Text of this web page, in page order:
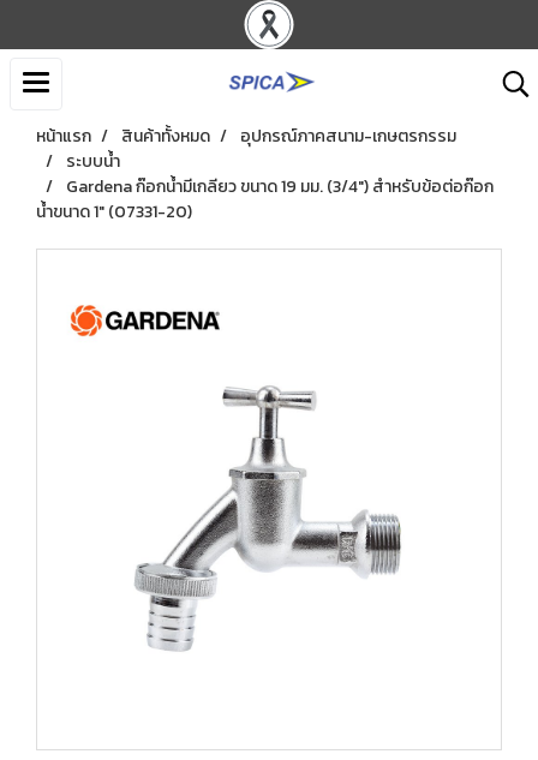
หน้าแรก สินค้าทั้งหมด
อุปกรณ์ภาคสนาม-เกษตรกรรม
ระบบน้ำ
Gardena ก๊อกน้ำมีเกลียว ขนาด 19 มม. (3/4″) สำหรับข้อต่อก๊อก
น้ำขนาด 1″ (07331-20)